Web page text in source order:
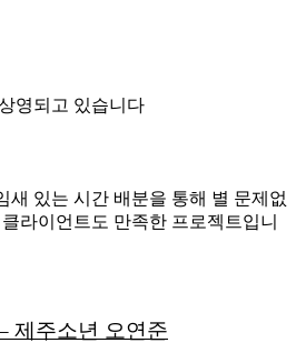
영되고 있습니다
새 있는 시간 배분을 통해 별 문제없
라이언트도 만족한 프로젝트입니
제주소년 오연준